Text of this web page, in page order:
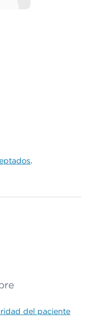
.
del paciente